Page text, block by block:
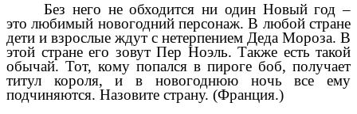
Без него не обходится ни один Новый год –
это любимый новогодний персонаж. В любой стране
дети и взрослые ждут с нетерпением Деда Мороза. В
этой стране его зовут Пер Ноэль. Также есть такой
обычай. Тот, кому попался в пироге боб, получает
титул короля, и в новогоднюю ночь все ему
подчиняются. Назовите страну. (Франция.)